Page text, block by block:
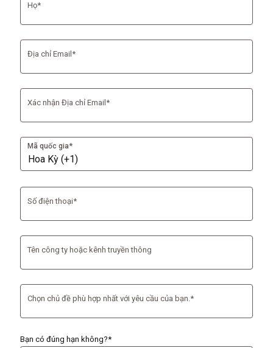
Họ*
Địa chỉ Email*
Xác nhận Địa chỉ Email*
Mã quốc gia*
Số điện thoại*
Tên công ty hoặc kênh truyền thông
Chọn chủ đề phù hợp nhất với yêu cầu của bạn.*
Bạn có đúng hạn không?*